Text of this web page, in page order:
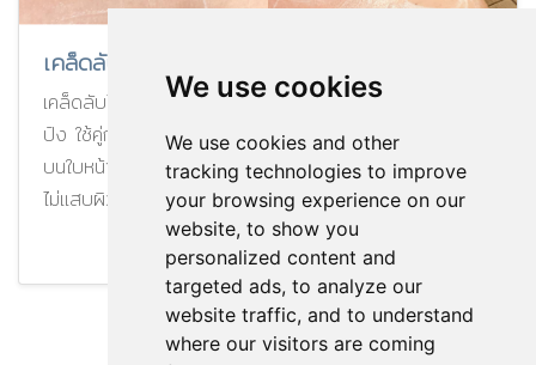
We use cookies
We use cookies and other
tracking technologies to improve
your browsing experience on our
website, to show you
personalized content and
targeted ads, to analyze our
website traffic, and to understand
where our visitors are coming
เคล็ดลับไร้สิว ลดความมัน ไอเท็ม2 ชิ้นนี้
เคล็ดลับไร้สิว ลดความมัน ไอเท็ม2 ชิ้นนี้ สบู่โฟมรบสิวนี่ก็
ปัง ใช้คู่กันคือเวิรค์มาก เป็นสบู่หน้าใส ลดสิว ลดความมัน
บนใบหน้าผิวแพ้ง่ายก็ใช้ได้เหมือนกัน จะเป็นเนื้อวิปโฟม ฟู นุ่ม
ไม่แสบผิวเลย กลิ่นหอม
Update : 13/11/2020